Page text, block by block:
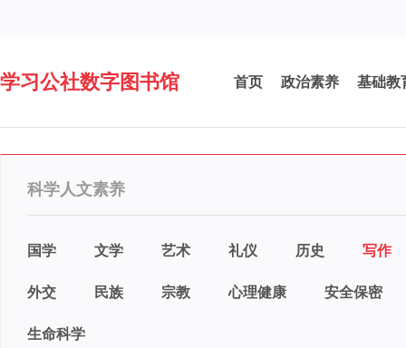
学习公社数字图书馆 首页 政治素养 基础教
科学人文素养
国学 文学 艺术 礼仪 历史 写作
外交 民族 宗教 心理健康 安全保密
生命科学